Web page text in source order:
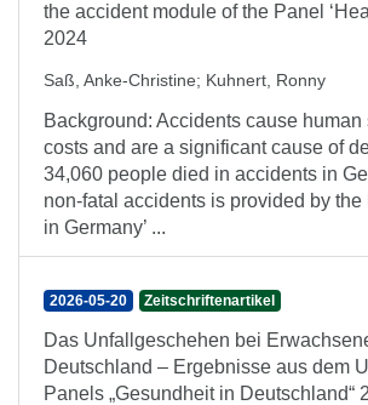
the accident module of the Panel
2024
Saß, Anke-Christine; Kuhnert, Ronny
Background: Accidents cause human
costs and are a significant cause of
34,060 people died in accidents in
non-fatal accidents is provided by the
in Germany’ ...
2026-05-20 Zeitschriftenartikel
Das Unfallgeschehen bei
Deutschland – Ergebnisse aus dem
Panels „Gesundheit in Deutschland“